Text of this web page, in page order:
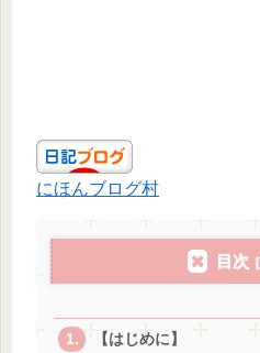
にほんブログ村
目次
【はじめに】